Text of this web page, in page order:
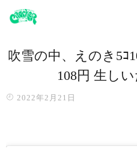
吹雪の中、えのき5ｺ
108円 生し
2022年2月21日